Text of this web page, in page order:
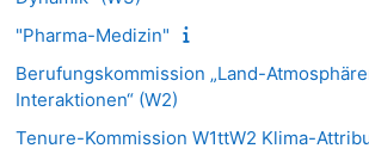
"Pharma-Medizin"
Berufungskommission „Land-
Interaktionen“ (W2)
Tenure-Kommission W1ttW2 Klima-